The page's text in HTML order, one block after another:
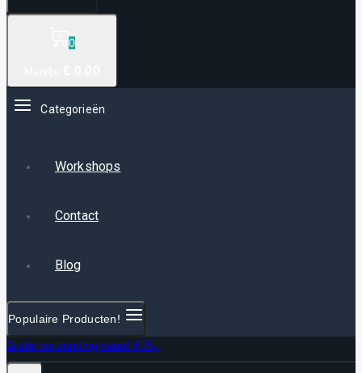
0
Categorieën
Workshops
Contact
Blog
Populaire Producten!
Gratis verzending vanaf €75,-